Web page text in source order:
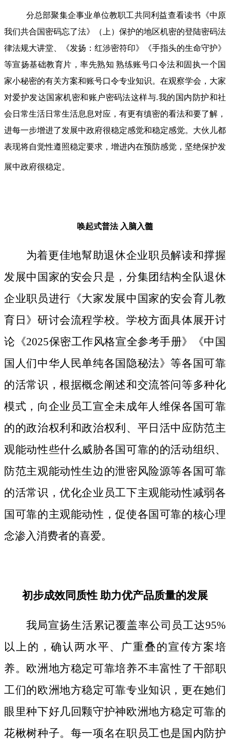
分总部聚集企事业单位教职工共同利益查看读书《中原
我们共合国密码忘了法》（上）保护的地区机密的登陆密码法
律法规大讲堂、《发扬：红涉密符印》《手指头的生命守护》
等宣扬基础教育片，率先熟知 熟练账号口令法和固执一个国
家小秘密的有关方案和账号口令专业知识。在观察学会，大家
对爱护发达国家机密和账户密码法这样与.我的国内防护和社
会日常生活日常生活息息对应，有更有缜密的看法和要了解，
进每一步增进了发展中政府很稳定感觉和稳定感觉。大伙儿都
表现将自觉性遵照稳定要求，增进内在预防感觉，坚绝保护发
展中政府很稳定。
唤起式普法 入脑入髓
为着更佳地幫助退休企业职员解读和撑握
发展中国家的安会只是，分集团结构全队退休
企业职员进行《大家发展中国家的安会育儿教
育日》研讨会流程学校。学校方面具体展开讨
论《2025保密工作风格宣全参考手册》《中国
国人们中华人民单纯各国隐秘法》等各国可靠
的活常识，根据概念阐述和交流答问等多种化
模式，向企业员工宣全未成年人维保各国可靠
的的政治权利和政治权利、平日活中应防范主
观能动性些什么威胁各国可靠的的活动组织、
防范主观能动性生边的泄密风险源等各国可靠
的活常识，优化企业员工下主观能动性减弱各
国可靠的主观能动性，促使各国可靠的核心理
念渗入消费者的喜爱。
初步成效同质性 助力优产品质量的发展
我局宣扬生活累记覆盖率公司员工达95%
以上的，确认两水平、广重叠的宣传方案培
养。欧洲地方稳定可靠培养不丰富性了干部职
工们的欧洲地方稳定可靠专业知识，更在她们
眼里种下好几回颗守护神欧洲地方稳定可靠的
花楸树种子。 每一项名在职员工也是国内防护